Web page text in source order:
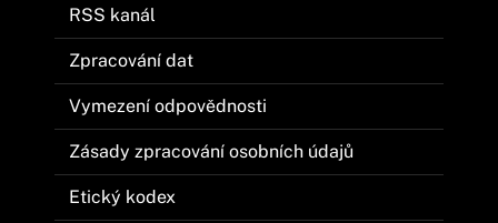
RSS kanál
Zpracování dat
Vymezení odpovědnosti
Zásady zpracování osobních údajů
Etický kodex